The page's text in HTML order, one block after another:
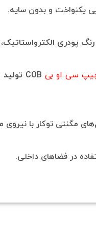
یکنواخت و بدون سایه.
پودری الکترواستاتیک
سی او بی
مگنتی توکار با